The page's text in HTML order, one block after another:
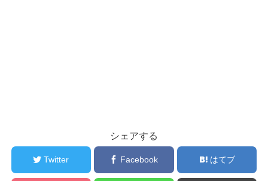
シェアする
Twitter Facebook はてブ